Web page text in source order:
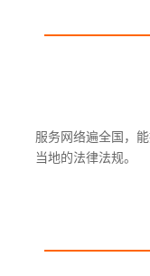
服务网络遍全国，
当地的法律法规。